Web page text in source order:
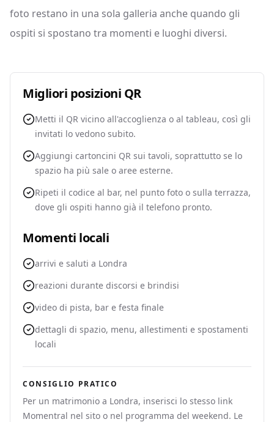
foto restano in una sola galleria anche quando gli
ospiti si spostano tra momenti e luoghi diversi.
Migliori posizioni QR
Metti il QR vicino all'accoglienza o al tableau, così gli
invitati lo vedono subito.
Aggiungi cartoncini QR sui tavoli, soprattutto se lo
spazio ha più sale o aree esterne.
Ripeti il codice al bar, nel punto foto o sulla terrazza,
dove gli ospiti hanno già il telefono pronto.
Momenti locali
arrivi e saluti a Londra
reazioni durante discorsi e brindisi
video di pista, bar e festa finale
dettagli di spazio, menu, allestimenti e spostamenti
locali
CONSIGLIO PRATICO
Per un matrimonio a Londra, inserisci lo stesso link
Momentral nel sito o nel programma del weekend. Le